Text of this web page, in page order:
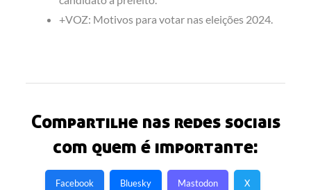
+VOZ: Motivos para votar nas eleições 2024.
Compartilhe nas redes sociais
com quem é importante:
Facebook Bluesky Mastodon X